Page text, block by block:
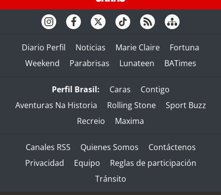
Diario Perfil Noticias Marie Claire
Fortuna
Weekend
Parabrisas Lunateen BATimes
Perfil Brasil: Caras
Contigo
Aventuras Na Historia
Rolling Stone
Sport Buzz
Recreio
Maxima
Canales RSS Quienes Somos
Contáctenos
Privacidad
Equipo
Reglas de participación
Tránsito